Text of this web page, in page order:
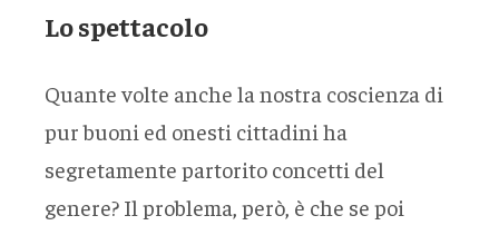
Lo spettacolo
Quante volte anche la nostra coscienza di
pur buoni ed onesti cittadini ha
segretamente partorito concetti del
genere? Il problema, però, è che se poi